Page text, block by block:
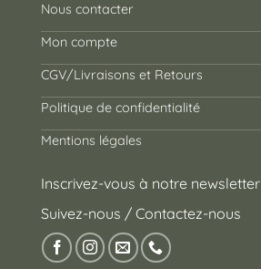
Nous contacter
Mon compte
CGV/Livraisons et Retours
Politique de confidentialité
Mentions légales
Inscrivez-vous à notre newsletter
Suivez-nous / Contactez-nous